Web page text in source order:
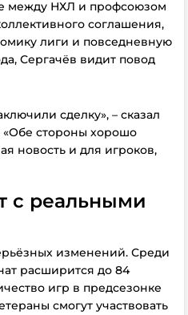
между НХЛ и профсоюзом
соглашения,
лиги и повседневную
Сергачёв видит повод
сделку», – сказал
«Обе стороны хорошо
новость и для игроков,
с реальными
изменений. Среди
расширится до 84
игр в предсезонке
смогут участвовать